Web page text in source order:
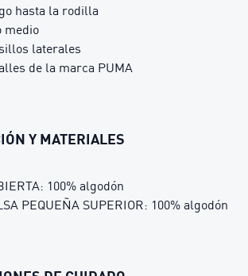
hasta la rodilla
medio
laterales
de la marca PUMA
Y MATERIALES
100% algodón
PEQUEÑA SUPERIOR: 100% algodón